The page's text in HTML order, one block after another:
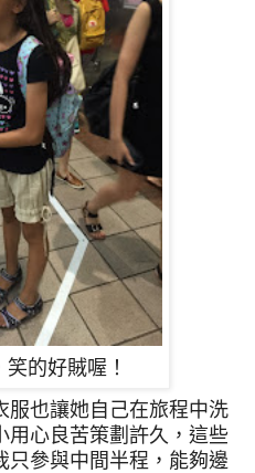
的好賊喔！
服也讓她自己在旅程中洗
心良苦策劃許久， 這些
只參與中間半程，能夠邊